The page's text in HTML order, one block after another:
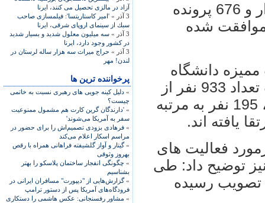
آزاد در مالزی تحصیل می كنند، ایرنا
3 آذر »
'امیر كاستاریتسا': فیلمسازی صاحب
سبك از سینمای اروپای شرقی، ایرنا
3 آذر »
سه میلیون معلول شدید و بسیار شدید
در كشور وجود دارد، ایرنا
3 آذر »
حراج میراث سه هزار ساله لرستان در
لندن! مهر
پرخواننده ترین ها
» دلیل کینه جویی های رهبری نسبت به خاتمی
چیست؟
» 'دارندگان گرین کارت هم مشمول ممنوعیت
سفر به آمریکا می‌شوند'
» فرهادی بزودی تصمیم‌اش را برای حضور در
مراسم اسکار اعلام می‌کند
»گیتار و آواز گلشیفته فراهانی همراه با رقص
بهروز وثوقی
» چگونگی انفجار ساختمان پلاسکو را بهتر
بشناسیم
»گزارش‌هایی از "دیپورت" مسافران ایرانی در
فرودگاه‌های آمریکا پس از دستور ترامپ
» مشاور رفسنجانی: عکس هاشمی را دستکاری
وی گفت: درمورد بورس داخل نیز یكهزار و 676 پرونده
با بورس 459 نفر موافقت شده
دانشگاه
آزاد اشاره و تصریح كرد كه در این مدت تعداد 933 نفر از
اعضای هیات علمی به مرتبه استادیاری، 195 نفر به مرتبه
یافته اند.
فعالیت های
توضیح داد: طی
و 382 رشته به تصویب رسیده